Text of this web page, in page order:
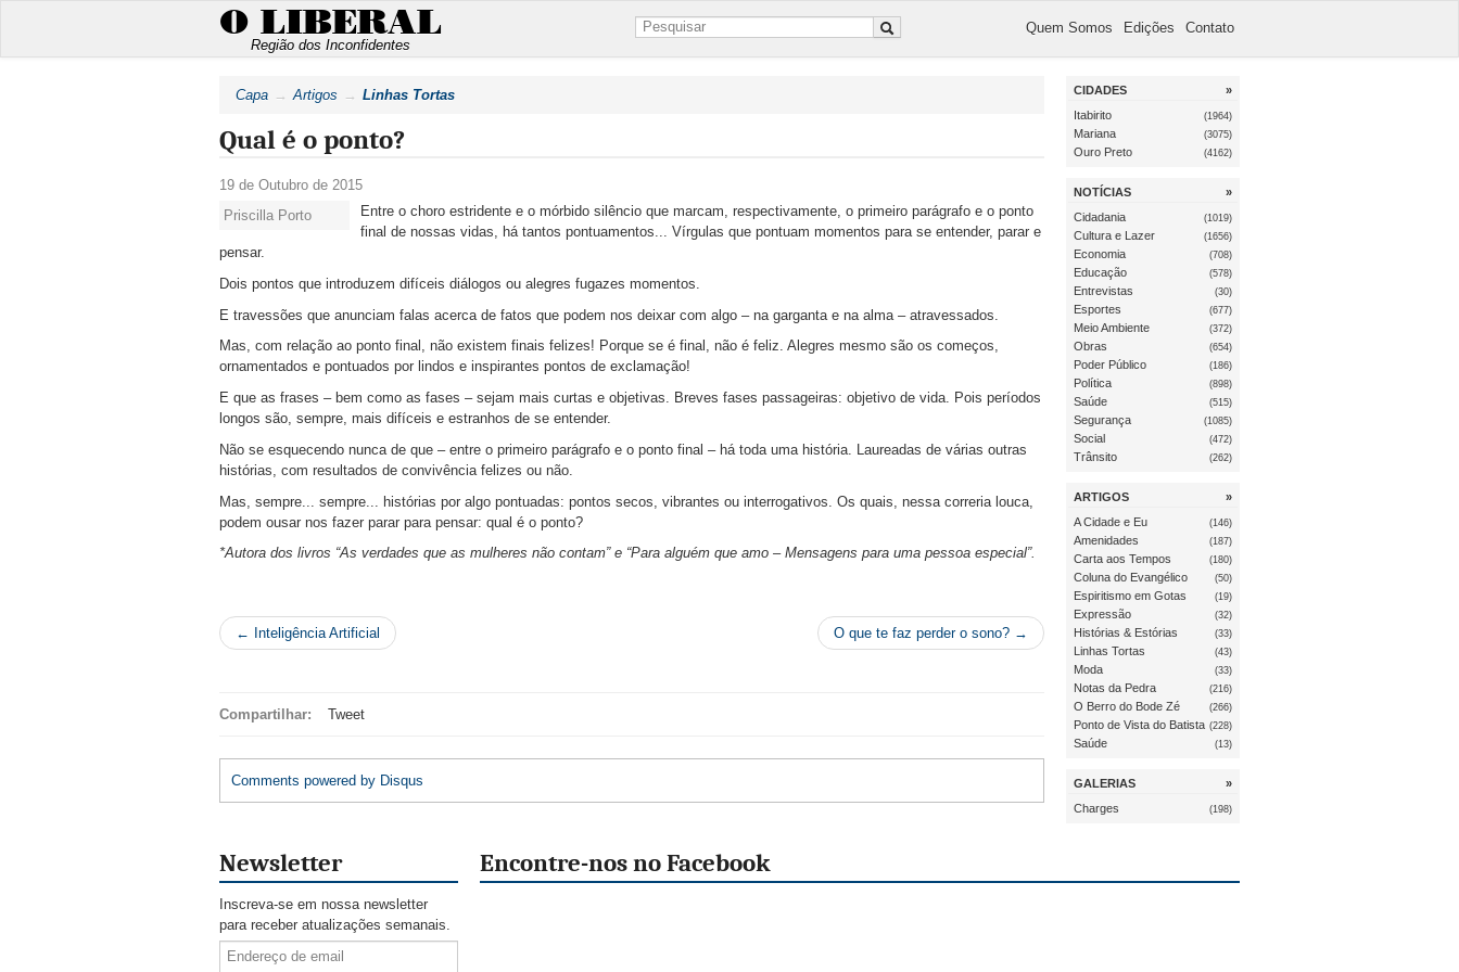
O LIBERAL
Região dos Inconfidentes
Quem Somos Edições Contato
Capa Artigos Linhas Tortas
Qual é o ponto?
19 de Outubro de 2015
Priscilla Porto
Entre o choro estridente e o mórbido silêncio que marcam, respectivamente, o primeiro parágrafo e o ponto
final de nossas vidas, há tantos pontuamentos... Vírgulas que pontuam momentos para se entender, parar e
pensar.
Dois pontos que introduzem difíceis diálogos ou alegres fugazes momentos.
E travessões que anunciam falas acerca de fatos que podem nos deixar com algo – na garganta e na alma – atravessados.
Mas, com relação ao ponto final, não existem finais felizes! Porque se é final, não é feliz. Alegres mesmo são os começos,
ornamentados e pontuados por lindos e inspirantes pontos de exclamação!
E que as frases – bem como as fases – sejam mais curtas e objetivas. Breves fases passageiras: objetivo de vida. Pois períodos
longos são, sempre, mais difíceis e estranhos de se entender.
Não se esquecendo nunca de que – entre o primeiro parágrafo e o ponto final – há toda uma história. Laureadas de várias outras
histórias, com resultados de convivência felizes ou não.
Mas, sempre... sempre... histórias por algo pontuadas: pontos secos, vibrantes ou interrogativos. Os quais, nessa correria louca,
podem ousar nos fazer parar para pensar: qual é o ponto?
*Autora dos livros “As verdades que as mulheres não contam” e “Para alguém que amo – Mensagens para uma pessoa especial”.
← Inteligência Artificial O que te faz perder o sono? →
Compartilhar: Tweet
Comments powered by Disqus
CIDADES
»
Itabirito
(1964)
Mariana (3075)
Ouro Preto (4162)
NOTÍCIAS
»
Cidadania
(1019)
Cultura e Lazer (1656)
Economia (708)
Educação (578)
Entrevistas (30)
Esportes (677)
Meio Ambiente (372)
Obras (654)
Poder Público (186)
Política (898)
Saúde (515)
Segurança (1085)
Social (472)
Trânsito (262)
ARTIGOS
»
A Cidade e Eu
(146)
Amenidades (187)
Carta aos Tempos (180)
Coluna do Evangélico (50)
Espiritismo em Gotas (19)
Expressão (32)
Histórias & Estórias (33)
Linhas Tortas (43)
Moda (33)
Notas da Pedra (216)
O Berro do Bode Zé (266)
Ponto de Vista do Batista (228)
Saúde (13)
GALERIAS
»
Charges
(198)
Newsletter
Inscreva-se em nossa newsletter
para receber atualizações semanais.
Encontre-nos no Facebook